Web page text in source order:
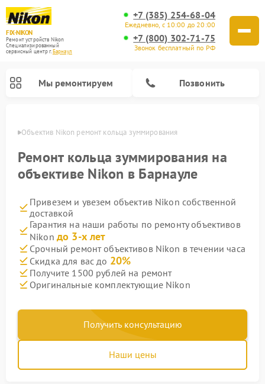
FIX-NIKON
Ремонт устройств Nikon
Специализированный
cервисный центр г.Барнаул
+7 (385) 254-68-04
Ежедневно, с 10:00 до 20:00
+7 (800) 302-71-75
Звонок бесплатный по РФ
Мы ремонтируем Позвонить
Объектив Nikon ремонт кольца зуммирования
Ремонт кольца зуммирования на
объективе Nikon в Барнауле
Привезем и увезем объектив Nikon собственной
доставкой
Гарантия на наши работы по ремонту объективов
Nikon до 3-х лет
Срочный ремонт объективов Nikon в течении часа
Скидка для вас до 20%
Получите 1500 рублей на ремонт
Оригинальные комплектующие Nikon
Получить консультацию
Наши цены